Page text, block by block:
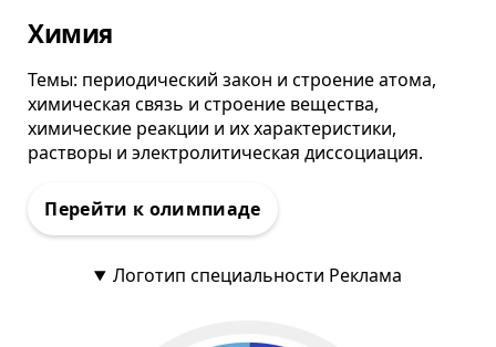
Олимпиада
Химия
Темы: периодический закон и строение атома,
химическая связь и строение вещества,
химические реакции и их характеристики,
растворы и электролитическая диссоциация.
Логотип специальности Реклама